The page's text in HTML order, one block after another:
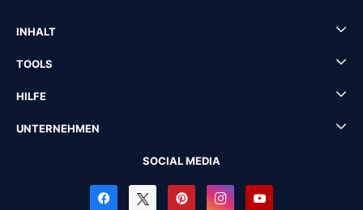
INHALT
TOOLS
HILFE
UNTERNEHMEN
SOCIAL MEDIA